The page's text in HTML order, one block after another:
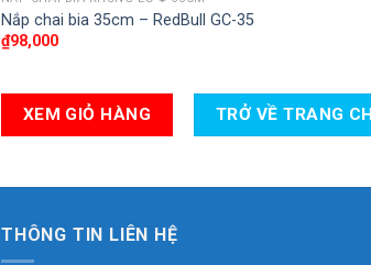
Nắp chai bia 35cm – RedBull GC-35
₫98,000
XEM GIỎ HÀNG TRỞ VỀ TRANG
THÔNG TIN LIÊN HỆ